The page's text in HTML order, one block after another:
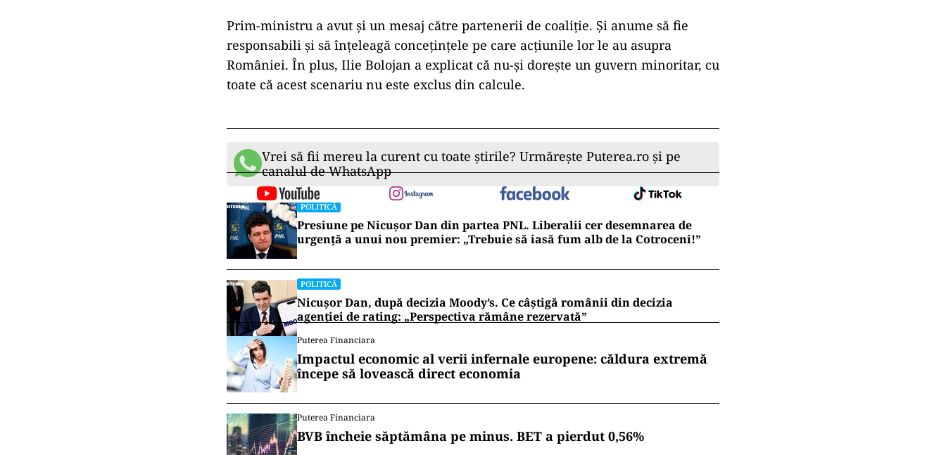
Prim-ministru a avut și un mesaj către partenerii de coaliție. Și anume să fie
responsabili și să înțeleagă concețințele pe care acțiunile lor le au asupra
României. În plus, Ilie Bolojan a explicat că nu-și dorește un guvern minoritar, cu
toate că acest scenariu nu este exclus din calcule.
Vrei să fii mereu la curent cu toate știrile? Urmărește Puterea.ro și pe
canalul de WhatsApp
POLITICĂ
Presiune pe Nicușor Dan din partea PNL. Liberalii cer desemnarea de
urgență a unui nou premier: „Trebuie să iasă fum alb de la Cotroceni!”
POLITICĂ
Nicușor Dan, după decizia Moody’s. Ce câștigă românii din decizia
agenției de rating: „Perspectiva rămâne rezervată”
Puterea Financiara
Impactul economic al verii infernale europene: căldura extremă
începe să lovească direct economia
Puterea Financiara
BVB încheie săptămâna pe minus. BET a pierdut 0,56%